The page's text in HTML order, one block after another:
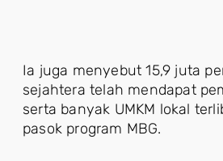
Ia juga menyebut 15,9 juta
sejahtera telah mendapat
serta banyak UMKM lokal
pasok program MBG.